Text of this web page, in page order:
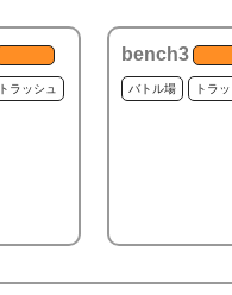
トラッシュ
bench3
バトル場 トラ